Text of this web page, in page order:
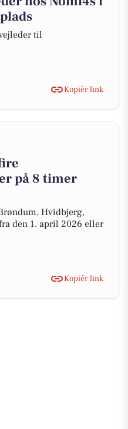
til
Kopiér link
på 8 timer
Hvidbjerg,
den 1. april 2026 eller
Kopiér link